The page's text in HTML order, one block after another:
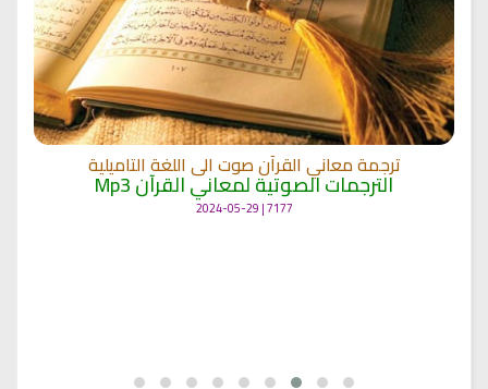
ترجمة معاني القرآن صوت الى اللغة التاميلية
الترجمات الصوتية لمعاني القرآن Mp3
7177 | 2024-05-29